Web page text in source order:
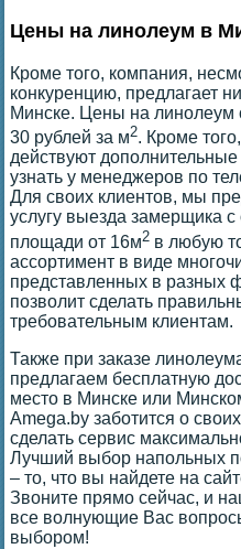
Цены на линолеум в
Кроме того, компания,
конкуренцию, предлагает
Минске. Цены на линолеум
30 рублей за м2. Кроме
действуют
узнать у менеджеров по
Для своих клиентов, мы
услугу выезда замерщика
площади от 16м2 в любую
ассортимент в виде
представленных в разных
позволит сделать
требовательным клиентам.
Также при заказе
предлагаем бесплатную
место в Минске или
Amega.by заботится о
сделать сервис
Лучший выбор напольных
– то, что вы найдете на
Звоните прямо сейчас, и
все волнующие Вас
выбором!